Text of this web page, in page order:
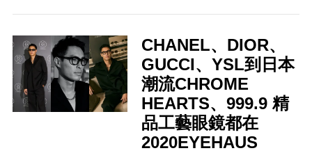
CHANEL、DIOR、
GUCCI、YSL到日本
潮流CHROME
HEARTS、999.9 精
品工藝眼鏡都在
2020EYEHAUS